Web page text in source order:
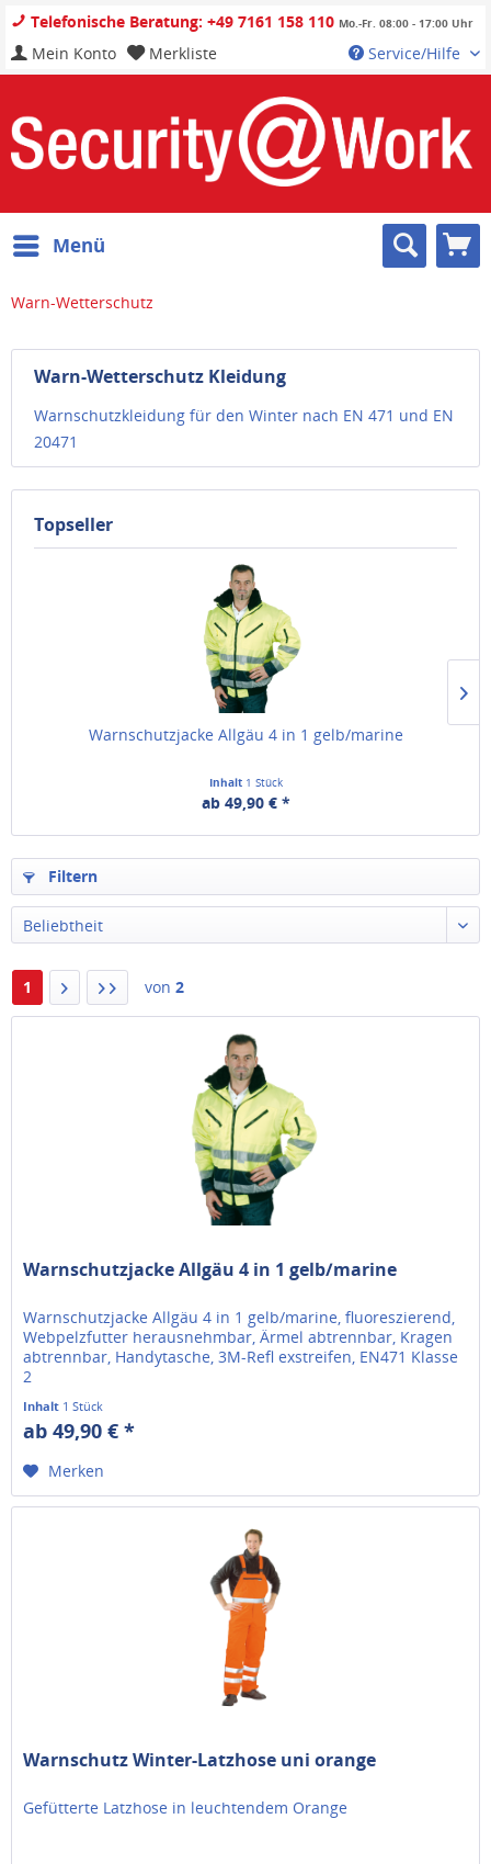
Telefonische Beratung: +49 7161 158 110 Mo.-Fr. 08:00 - 17:00 Uhr
Service/Hilfe
Mein Konto Merkliste
Menü
Warn-Wetterschutz
Warn-Wetterschutz Kleidung
Warnschutzkleidung für den Winter nach EN 471 und EN
20471
Topseller
Warnschutzjacke Allgäu 4 in 1 gelb/marine
Inhalt 1 Stück
ab 49,90 € *
Filtern
Beliebtheit
1 von 2
Warnschutzjacke Allgäu 4 in 1 gelb/marine
Warnschutzjacke Allgäu 4 in 1 gelb/marine, fluoreszierend,
Webpelzfutter herausnehmbar, Ärmel abtrennbar, Kragen
abtrennbar, Handytasche, 3M-Refl exstreifen, EN471 Klasse
2
Inhalt 1 Stück
ab 49,90 € *
Merken
Warnschutz Winter-Latzhose uni orange
Gefütterte Latzhose in leuchtendem Orange